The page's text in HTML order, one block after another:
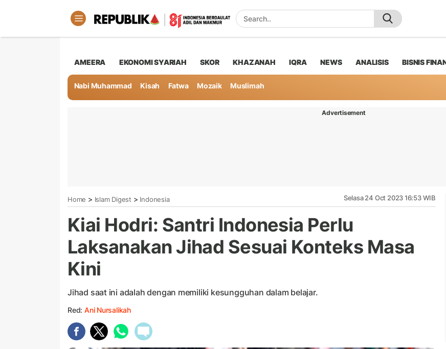
AMEERA EKONOMI SYARIAH SKOR KHAZANAH IQRA NEWS ANALISIS BISNIS
Nabi Muhammad Kisah Fatwa Mozaik Muslimah
Advertisement
Home > Islam Digest > Indonesia Selasa 24 Oct 2023 16:53 WIB
Kiai Hodri: Santri Indonesia Perlu
Laksanakan Jihad Sesuai Konteks Masa
Kini
Jihad saat ini adalah dengan memiliki kesungguhan dalam belajar.
Red: Ani Nursalikah